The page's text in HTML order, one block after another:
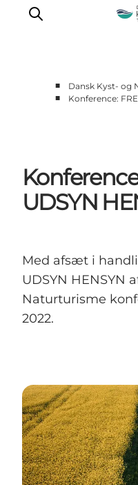
Om os
Kontakt
■
Dansk Kyst- og
■
Konference:
UDSYN
Med afsæt i
UDSYN HENSYN
Naturturisme
2022.